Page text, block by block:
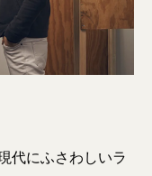
代にふさわしいラ